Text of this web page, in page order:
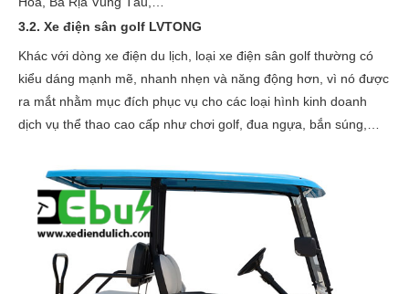
3.2. Xe điện sân golf LVTONG
Khác với dòng xe điện du lịch, loại xe điện sân golf thường có
kiểu dáng mạnh mẽ, nhanh nhẹn và năng động hơn, vì nó được
ra mắt nhằm mục đích phục vụ cho các loại hình kinh doanh
dịch vụ thể thao cao cấp như chơi golf, đua ngựa, bắn súng,…